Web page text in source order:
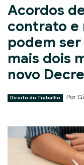
Acordos
contrato e
podem
mais dois
novo
Direito do Trabalho Por